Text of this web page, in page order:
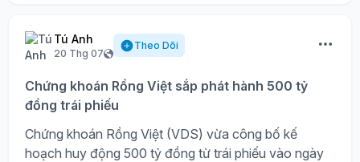
Tú Anh
20 Thg 07
Theo Dõi
Chứng khoán Rồng Việt sắp phát hành 500 tỷ
đồng trái phiếu
Chứng khoán Rồng Việt (VDS) vừa công bố kế
hoạch huy động 500 tỷ đồng từ trái phiếu vào ngày